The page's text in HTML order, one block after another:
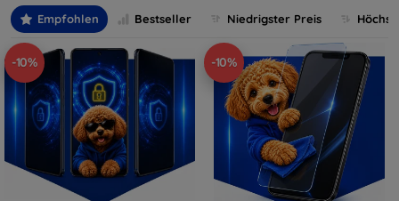
Empfohlen Bestseller Niedrigster Preis
-10% -10%